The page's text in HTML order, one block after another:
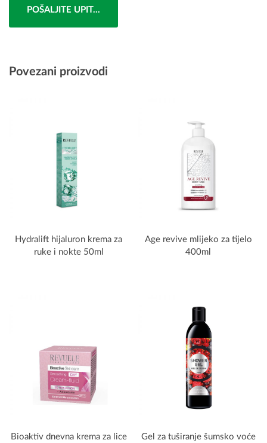
POŠALJITE UPIT...
Povezani proizvodi
Hydralift hijaluron krema za
ruke i nokte 50ml
Age revive mlijeko za tijelo
400ml
Bioaktiv dnevna krema za lice
Gel za tuširanje šumsko voće